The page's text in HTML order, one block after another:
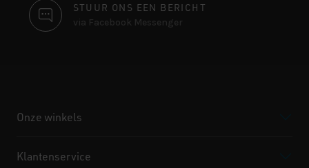
STUUR ONS EEN BERICHT
via Facebook Messenger
Onze winkels
Klantenservice